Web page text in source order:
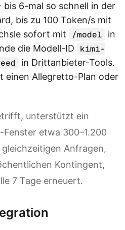
bis 6-mal so schnell in der
bis zu 100 Token/s mit
sofort mit
/model
in
die Modell-ID
kimi-
in Drittanbieter-Tools.
einen Allegretto-Plan oder
unterstützt ein
etwa 300–1.200
Anfragen,
Kontingent,
7 Tage erneuert.